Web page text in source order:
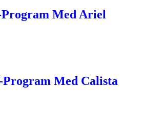
Med Ariel
Med Calista